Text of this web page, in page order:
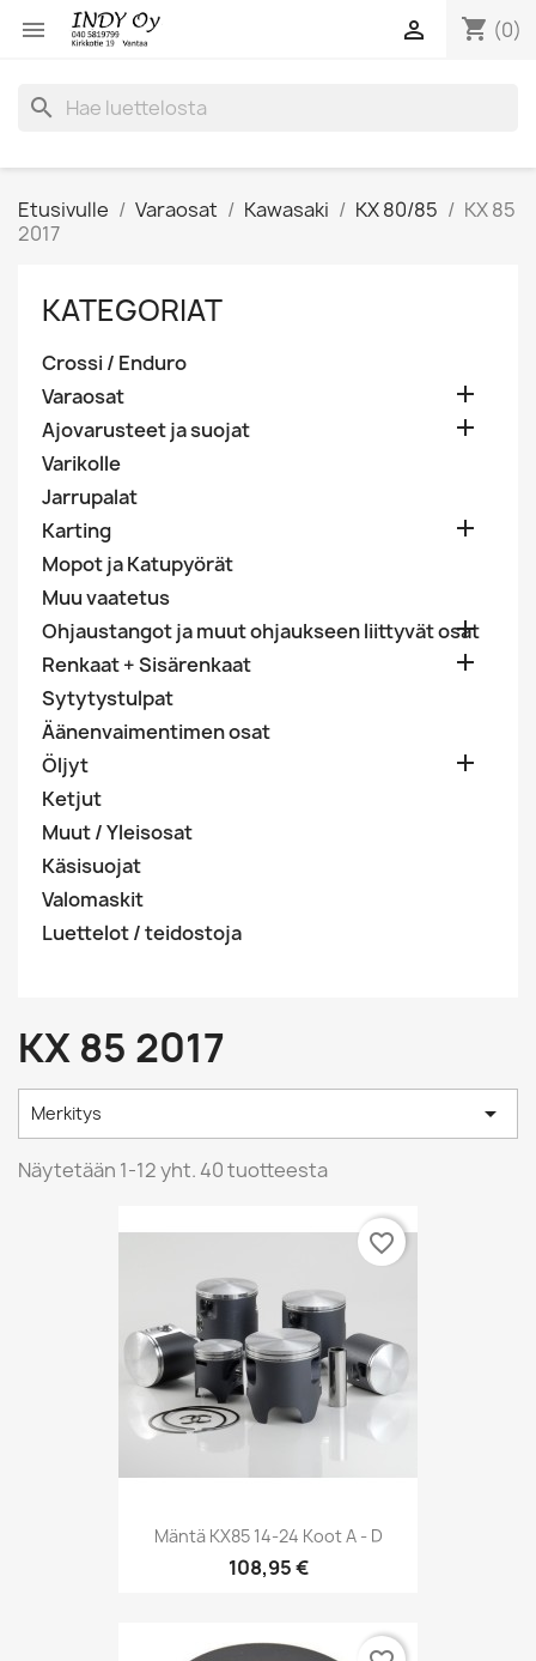
 shopping_cart (0)

search
Etusivulle Varaosat Kawasaki KX 80/85
KX 85
2017
KATEGORIAT
Crossi / Enduro
Varaosat

Ajovarusteet ja suojat 
Varikolle
Jarrupalat
Karting

Mopot ja Katupyörät
Muu vaatetus
Ohjaustangot ja muut ohjaukseen liittyvät osat

Renkaat + Sisärenkaat 
Sytytystulpat
Äänenvaimentimen osat
Öljyt

Ketjut
Muut / Yleisosat
Käsisuojat
Valomaskit
Luettelot / teidostoja
KX 85 2017
Merkitys 
Näytetään 1-12 yht. 40 tuotteesta
Mäntä KX85 14-24 Koot A - D
108,95 €
favorite_border